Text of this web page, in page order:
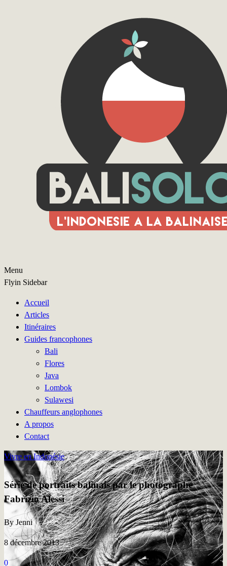
Menu
Flyin Sidebar
Accueil
Articles
Itinéraires
Guides francophones
Bali
Flores
Java
Lombok
Sulawesi
Chauffeurs anglophones
A propos
Contact
Vivre en Indonésie
Série de portraits balinais par le photographe
Fabrizio Alessi
By Jenni
8 décembre 2013
0